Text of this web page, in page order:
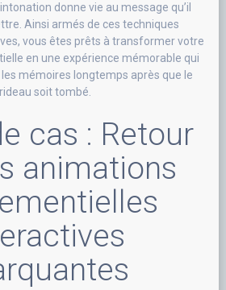
donne vie au message qu’il
Ainsi armés de ces techniques
vous êtes prêts à transformer votre
en une expérience mémorable qui
mémoires longtemps après que le
rideau soit tombé.
cas : Retour
animations